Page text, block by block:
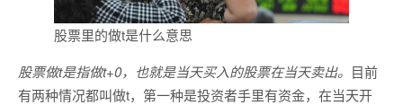
股票里的做t是什么意思
股票做t是指做t+0，也就是当天买入的股票在当天卖出。 目前
有两种情况都叫做t，第一种是投资者手里有资金，在当天开